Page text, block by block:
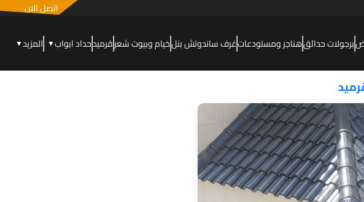
اتصل الان
برجولات حدائقهناجر ومستودعاتغرف ساندوتش بنلخيام وبيوت شعرقرميدحداد ابواب▼ المزيد▼